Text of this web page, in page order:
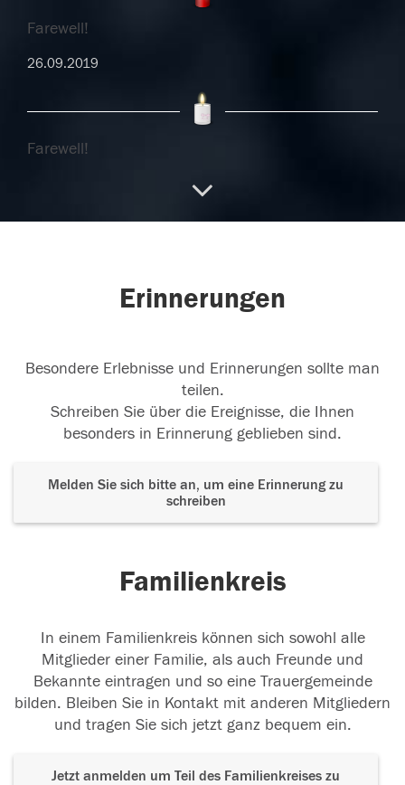
Farewell!
26.09.2019
Farewell!
Erinnerungen
Besondere Erlebnisse und Erinnerungen sollte man
teilen.
Schreiben Sie über die Ereignisse, die Ihnen
besonders in Erinnerung geblieben sind.
Melden Sie sich bitte an, um eine Erinnerung zu
schreiben
Familienkreis
In einem Familienkreis können sich sowohl alle
Mitglieder einer Familie, als auch Freunde und
Bekannte eintragen und so eine Trauergemeinde
bilden. Bleiben Sie in Kontakt mit anderen Mitgliedern
und tragen Sie sich jetzt ganz bequem ein.
Jetzt anmelden um Teil des Familienkreises zu